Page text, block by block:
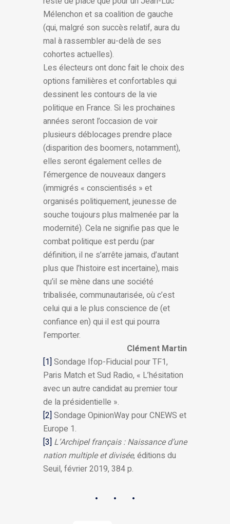
Mélenchon et sa coalition de gauche
(qui, malgré son succès relatif, aura du
mal à rassembler au-delà de ses
cohortes actuelles).
Les électeurs ont donc fait le choix des
options familières et confortables qui
dessinent les contours de la vie
politique en France. Si les prochaines
années seront l’occasion de voir
plusieurs déblocages prendre place
(disparition des boomers, notamment),
elles seront également celles de
l’émergence de nouveaux dangers
(immigrés « conscientisés » et
organisés politiquement, jeunesse de
souche toujours plus malmenée par la
modernité). Cela ne signifie pas que le
combat politique est perdu (par
définition, il ne s’arrête jamais, d’autant
plus que l’histoire est incertaine), mais
qu’il se mène dans une société
tribalisée, communautarisée, où c’est
celui qui a le plus conscience de (et
confiance en) qui il est qui pourra
l’emporter.
Clément Martin
[1] Sondage Ifop-Fiducial pour TF1,
Paris Match et Sud Radio, « L’hésitation
avec un autre candidat au premier tour
de la présidentielle ».
[2] Sondage OpinionWay pour CNEWS et
Europe 1.
[3] L’Archipel français : Naissance d’une
nation multiple et divisée, éditions du
Seuil, février 2019, 384 p.